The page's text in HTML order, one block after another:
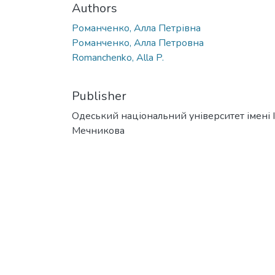
Authors
Романченко, Алла Петрівна
Романченко, Алла Петровна
Romanchenko, Alla P.
Publisher
Одеський національний університет імені
Мечникова